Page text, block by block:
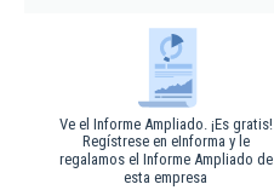
Ve el Informe Ampliado. ¡Es gratis!
Regístrese en eInforma y le
regalamos el Informe Ampliado de
esta empresa